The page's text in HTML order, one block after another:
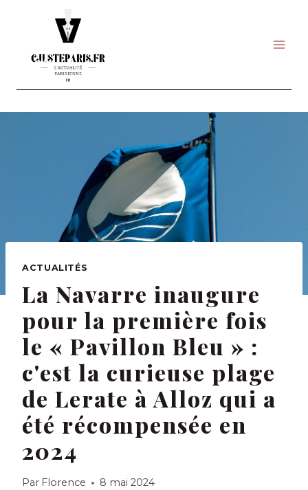
ACTUALITÉS
La Navarre inaugure
pour la première fois
le « Pavillon Bleu » :
c'est la curieuse plage
de Lerate à Alloz qui a
été récompensée en
2024
Par Florence 8 mai 2024